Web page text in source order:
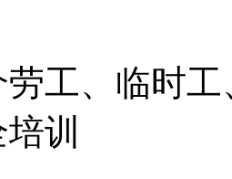
、临时工
训